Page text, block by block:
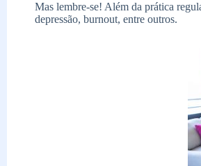
Mas lembre-se! Além da prática
depressão, burnout, entre outros.